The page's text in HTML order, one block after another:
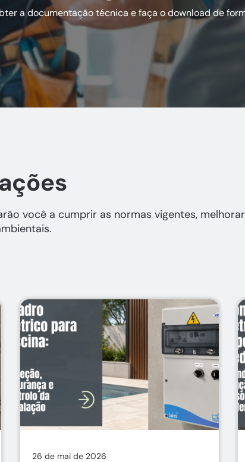
a documentação técnica e faça o download de
você a cumprir as normas vigentes,
26 de mai de 2026